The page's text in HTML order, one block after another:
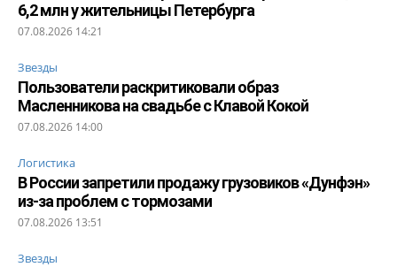
6,2 млн у жительницы Петербурга
07.08.2026 14:21
Звезды
Пользователи раскритиковали образ
Масленникова на свадьбе с Клавой Кокой
07.08.2026 14:00
Логистика
В России запретили продажу грузовиков «Дунфэн»
из-за проблем с тормозами
07.08.2026 13:51
Звезды